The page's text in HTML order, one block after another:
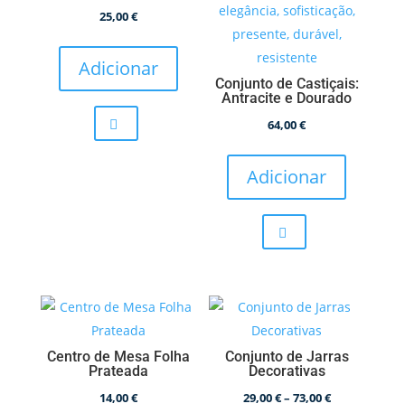
25,00€
Adicionar
Conjunto de Castiçais:
Antracite e Dourado
64,00€
Adicionar
Centro de Mesa Folha
Prateada
14,00€
Conjunto de Jarras
Decorativas
29,00€– 73,00€Price